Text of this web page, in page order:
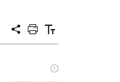
공
프
트
텍
트